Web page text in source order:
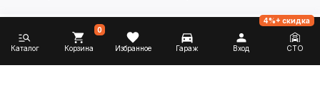
Каталог Корзина
0
Избранное Гараж Вход СТО
4%+ скидка